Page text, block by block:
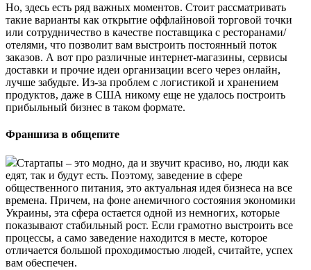
Но, здесь есть ряд важных моментов. Стоит рассматривать
такие варианты как открытие оффлайновой торговой точки
или сотрудничество в качестве поставщика с ресторанами/
отелями, что позволит вам выстроить постоянный поток
заказов. А вот про различные интернет-магазины, сервисы
доставки и прочие идеи организации всего через онлайн,
лучше забудьте. Из-за проблем с логистикой и хранением
продуктов, даже в США никому еще не удалось построить
прибыльный бизнес в таком формате.
Франшиза в общепите
Стартапы – это модно, да и звучит красиво, но, люди как
едят, так и будут есть. Поэтому, заведение в сфере
общественного питания, это актуальная идея бизнеса на все
времена. Причем, на фоне анемичного состояния экономики
Украины, эта сфера остается одной из немногих, которые
показывают стабильный рост. Если грамотно выстроить все
процессы, а само заведение находится в месте, которое
отличается большой проходимостью людей, считайте, успех
вам обеспечен.